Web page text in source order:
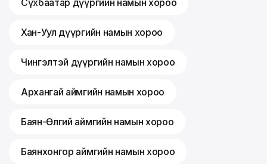
Хан-Уул дүүргийн намын хороо
Чингэлтэй дүүргийн намын хороо
Архангай аймгийн намын хороо
Баян-Өлгий аймгийн намын хороо
Баянхонгор аймгийн намын хороо